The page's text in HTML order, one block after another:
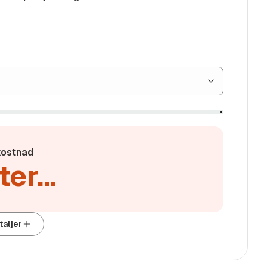
montert løsning)